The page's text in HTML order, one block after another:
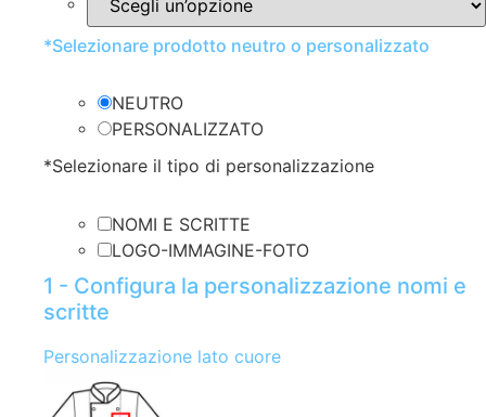
*Selezionare prodotto neutro o personalizzato
NEUTRO
PERSONALIZZATO
*Selezionare il tipo di personalizzazione
NOMI E SCRITTE
LOGO-IMMAGINE-FOTO
1 - Configura la personalizzazione nomi e
scritte
Personalizzazione lato cuore